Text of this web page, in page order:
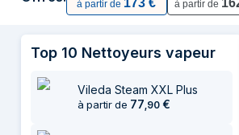
13 juillet 2026
24 juillet 2026
25 juillet 2026
à partir de
à partir de
Top 10 Nettoyeurs vapeur
Vileda Steam XXL Plus
à partir de 77,90 €